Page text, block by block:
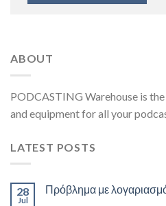
ABOUT
PODCASTING Warehouse is
and equipment for all your
LATEST POSTS
28
Jul
Πρόβλημα με